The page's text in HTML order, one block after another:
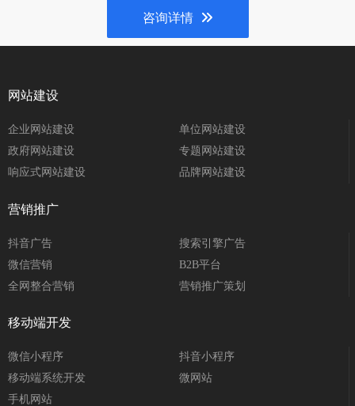
咨询详情
网站建设
企业网站建设
单位网站建设
政府网站建设
专题网站建设
响应式网站建设
品牌网站建设
营销推广
抖音广告
搜索引擎广告
微信营销
B2B平台
全网整合营销
营销推广策划
移动端开发
微信小程序
抖音小程序
移动端系统开发
微网站
手机网站